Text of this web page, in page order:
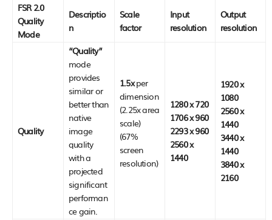
FSR 2.0
Quality
Mode
Descriptio
n
Scale
factor
Input
resolution
Output
resolution
Quality
“Quality”
mode
provides
similar or
better than
native
image
quality
with a
projected
significant
performan
ce gain.
1.5xper
dimension
(2.25x area
scale)
(67%
screen
resolution)
1280 x 720
1706 x 960
2293 x 960
2560 x
1440
1920 x
1080
2560 x
1440
3440 x
1440
3840 x
2160